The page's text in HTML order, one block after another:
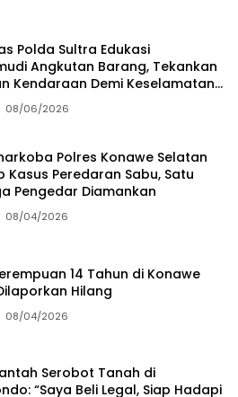
Polda Sultra Edukasi
Angkutan Barang, Tekankan
Kendaraan Demi Keselamatan
08/06/2026
Polres Konawe Selatan
Kasus Peredaran Sabu, Satu
Pengedar Diamankan
08/04/2026
14 Tahun di Konawe
Hilang
08/04/2026
Serobot Tanah di
“Saya Beli Legal, Siap Hadapi